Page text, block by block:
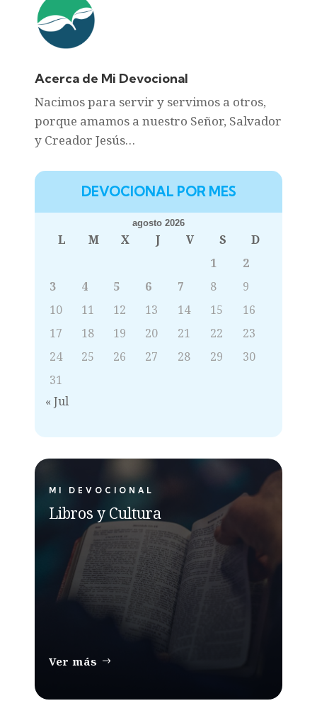
Acerca de Mi Devocional
Nacimos para servir y servimos a otros,
porque amamos a nuestro Señor, Salvador
y Creador Jesús…
DEVOCIONAL POR MES
agosto 2026
L M X J V S
D
1
2
3
4 5 6 7 8
9
10
11 12 13 14 15
16
17
18 19 20 21 22
23
24
25 26 27 28 29
30
31
« Jul
MI DEVOCIONAL
Libros y Cultura
Ver más